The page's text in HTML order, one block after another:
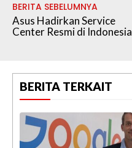
BERITA SEBELUMNYA
Asus Hadirkan Service
Center Resmi di Indonesia
BERITA TERKAIT